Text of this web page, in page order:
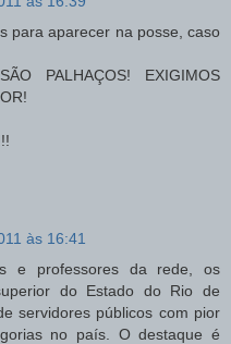
para aparecer na posse, caso
PALHAÇOS! EXIGIMOS
às 16:41
e professores da rede, os
do Estado do Rio de
servidores públicos com pior
no país. O destaque é